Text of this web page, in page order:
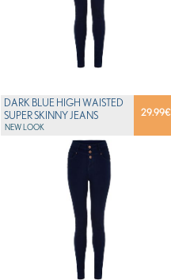
29.99€
DARK BLUE HIGH WAISTED
SUPER SKINNY JEANS
NEW LOOK